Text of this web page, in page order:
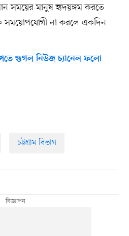
সময়ের মানুষ হৃদয়ঙ্গম করতে
সময়োপযোগী না করলে একদিন
গুগল নিউজ চ্যানেল ফলো
চট্টগ্রাম বিভাগ